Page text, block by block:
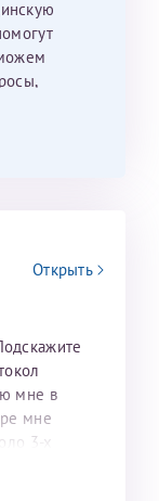
очень
весь
приятно
вторым
Открыть
мне в
мне
3-х
в Питере.
и